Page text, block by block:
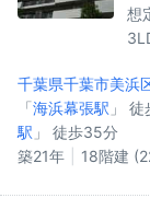
想
千葉県千葉市美浜
「海浜幕張駅 」
駅 」 徒歩35分
築21年
18階建